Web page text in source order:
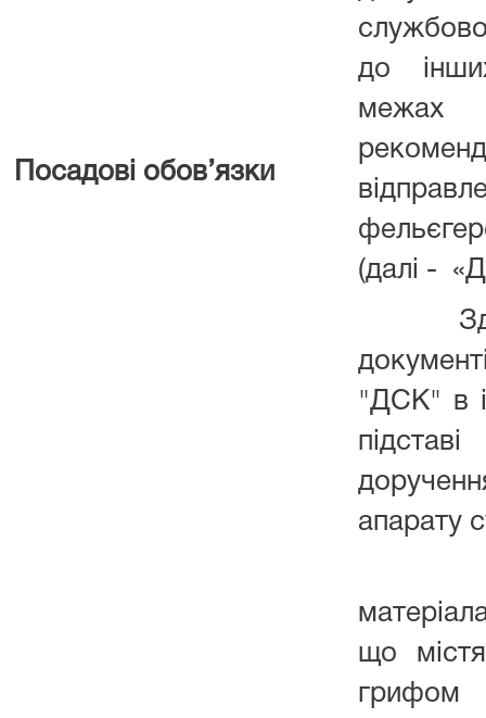
Посадові обов’язки
до
(далі -
"ДСК" в
апарату
що